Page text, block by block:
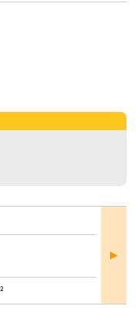
部屋
詳細